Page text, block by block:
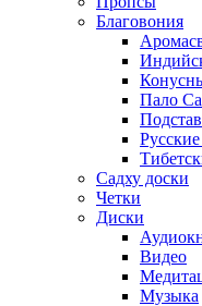
Благовония
Пало
Садху доски
Четки
Диски
Видео
Музыка